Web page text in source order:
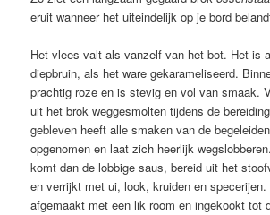
eruit wanneer het uiteindelijk op je bord
Het vlees valt als vanzelf van het bot. Het is
diepbruin, als het ware gekarameliseerd.
prachtig roze en is stevig en vol van smaak.
uit het brok weggesmolten tijdens de
gebleven heeft alle smaken van de
opgenomen en laat zich heerlijk
komt dan de lobbige saus, bereid uit het
en verrijkt met ui, look, kruiden en specerijen.
afgemaakt met een lik room en ingekookt tot